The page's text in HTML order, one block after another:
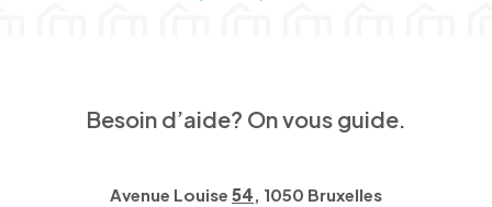
Besoin d’aide? On vous guide.
Avenue Louise 54, 1050 Bruxelles